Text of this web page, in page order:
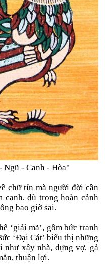
Ngũ - Canh - Hòa"
chữ tín mà người đời cần
canh, dù trong hoàn cảnh
bao giờ sai.
‘giải mã’, gồm bức tranh
‘Đại Cát’ biểu thị những
xây nhà, dựng vợ, gả
thuận lợi.